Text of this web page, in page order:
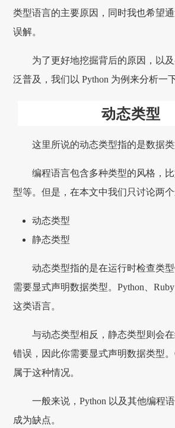
类型语言的主要原因，同时我也希望
误解。
为了更好地挖掘背后的原因，以
泛普及，我们以 Python 为例来分析一下
动态类型
这里所说的动态类型指的是数据类
编程语言包含多种类型的风格，
型等。但是，在本文中我们只讨论两个
动态类型
静态类型
动态类型指的是在运行时检查类
需要显式声明数据类型。Python、Ruby
这类语言。
与动态类型相反，静态类型则会
错误，因此你需要显式声明数据类型。
属于这种情况。
一般来说，Python 以及其他编程
成为缺点。